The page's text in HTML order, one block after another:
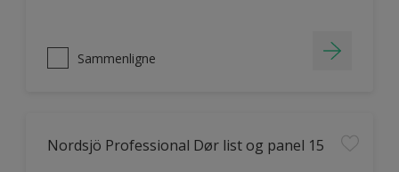
Sammenligne
Nordsjö Professional Dør list og panel 15